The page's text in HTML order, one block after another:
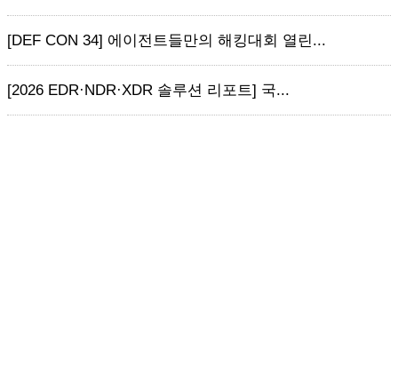
[DEF CON 34] 에이전트들만의 해킹대회 열린...
[2026 EDR·NDR·XDR 솔루션 리포트] 국...